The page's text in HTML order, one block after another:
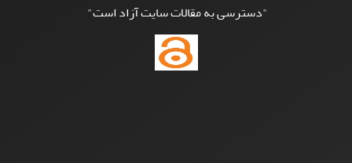
"دسترسی به مقالات سایت آزاد است"